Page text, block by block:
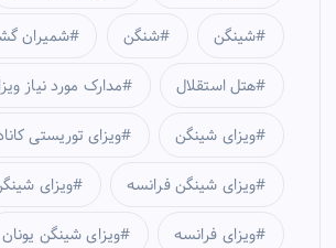
شمیران شنگن شینگن
مدارک مورد نیاز هتل استقلال
ویزای توریستی ویزای شینگن
ویزای شینگن ویزای شینگن فرانسه
ویزای شینگن یونان ویزای فرانسه